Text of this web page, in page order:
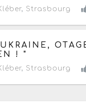
, Strasbourg
samedi 8 août 2026
! "
, Strasbourg